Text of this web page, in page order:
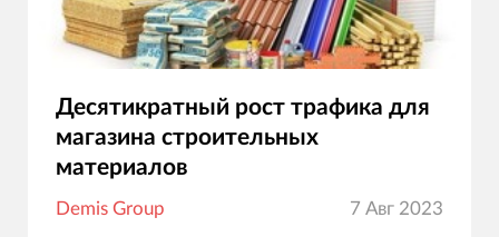
Десятикратный рост трафика для
магазина строительных
материалов
Demis Group 7 Авг 2023